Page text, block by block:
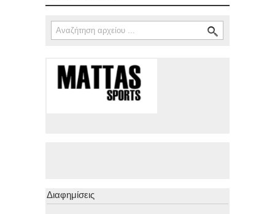
Φόρμα αναζήτησης
Αναζήτηση
Διαφημίσεις